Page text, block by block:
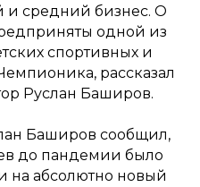
и средний бизнес. О
одной из
спортивных и
рассказал
Руслан Баширов.
Баширов сообщил,
до пандемии было
на абсолютно новый